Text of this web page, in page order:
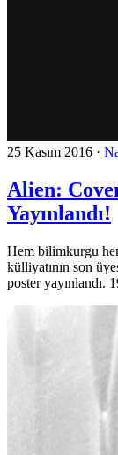
25 Kasım 2016 ·
Alien:
Yayınlandı!
Hem bilimkurgu
külliyatının son
poster yayınlandı.